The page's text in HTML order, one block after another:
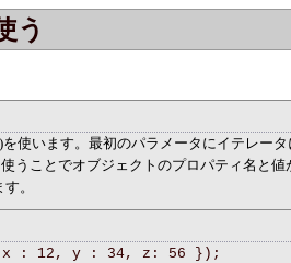
う
使います。最初のパラメータにイテレー
うことでオブジェクトのプロパティ名と
。
: 12, y : 34, z: 56 });